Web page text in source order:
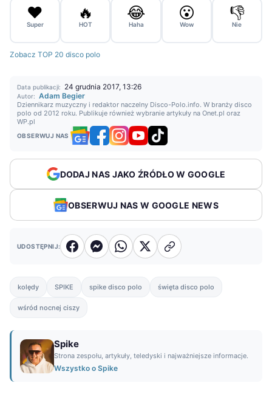
❤️
Super
🔥
HOT
😂
Haha
😮
Wow
👎
Nie
Zobacz TOP 20 disco polo
Data publikacji: 24 grudnia 2017, 13:26
Autor: Adam Begier
Dziennikarz muzyczny i redaktor naczelny Disco-Polo.info. W branży disco
polo od 2012 roku. Publikuje również wybranie artykuły na Onet.pl oraz
WP.pl
OBSERWUJ NAS
DODAJ NAS JAKO ŹRÓDŁO W GOOGLE
OBSERWUJ NAS W GOOGLE NEWS
UDOSTĘPNIJ:
kolędy SPIKE spike disco polo święta disco polo
wśród nocnej ciszy
Spike
Strona zespołu, artykuły, teledyski i najważniejsze informacje.
Wszystko o Spike